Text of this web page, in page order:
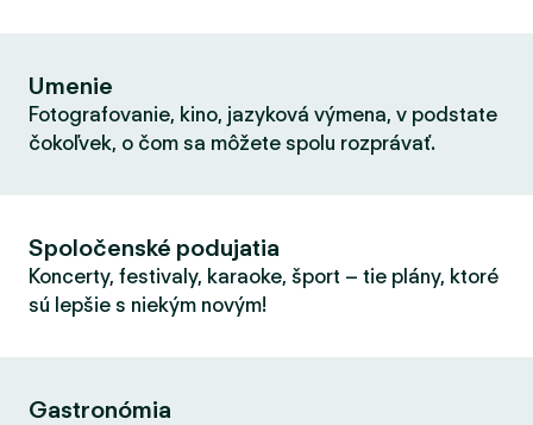
Umenie
Fotografovanie, kino, jazyková výmena, v podstate
čokoľvek, o čom sa môžete spolu rozprávať.
Spoločenské podujatia
Koncerty, festivaly, karaoke, šport – tie plány, ktoré
sú lepšie s niekým novým!
Gastronómia